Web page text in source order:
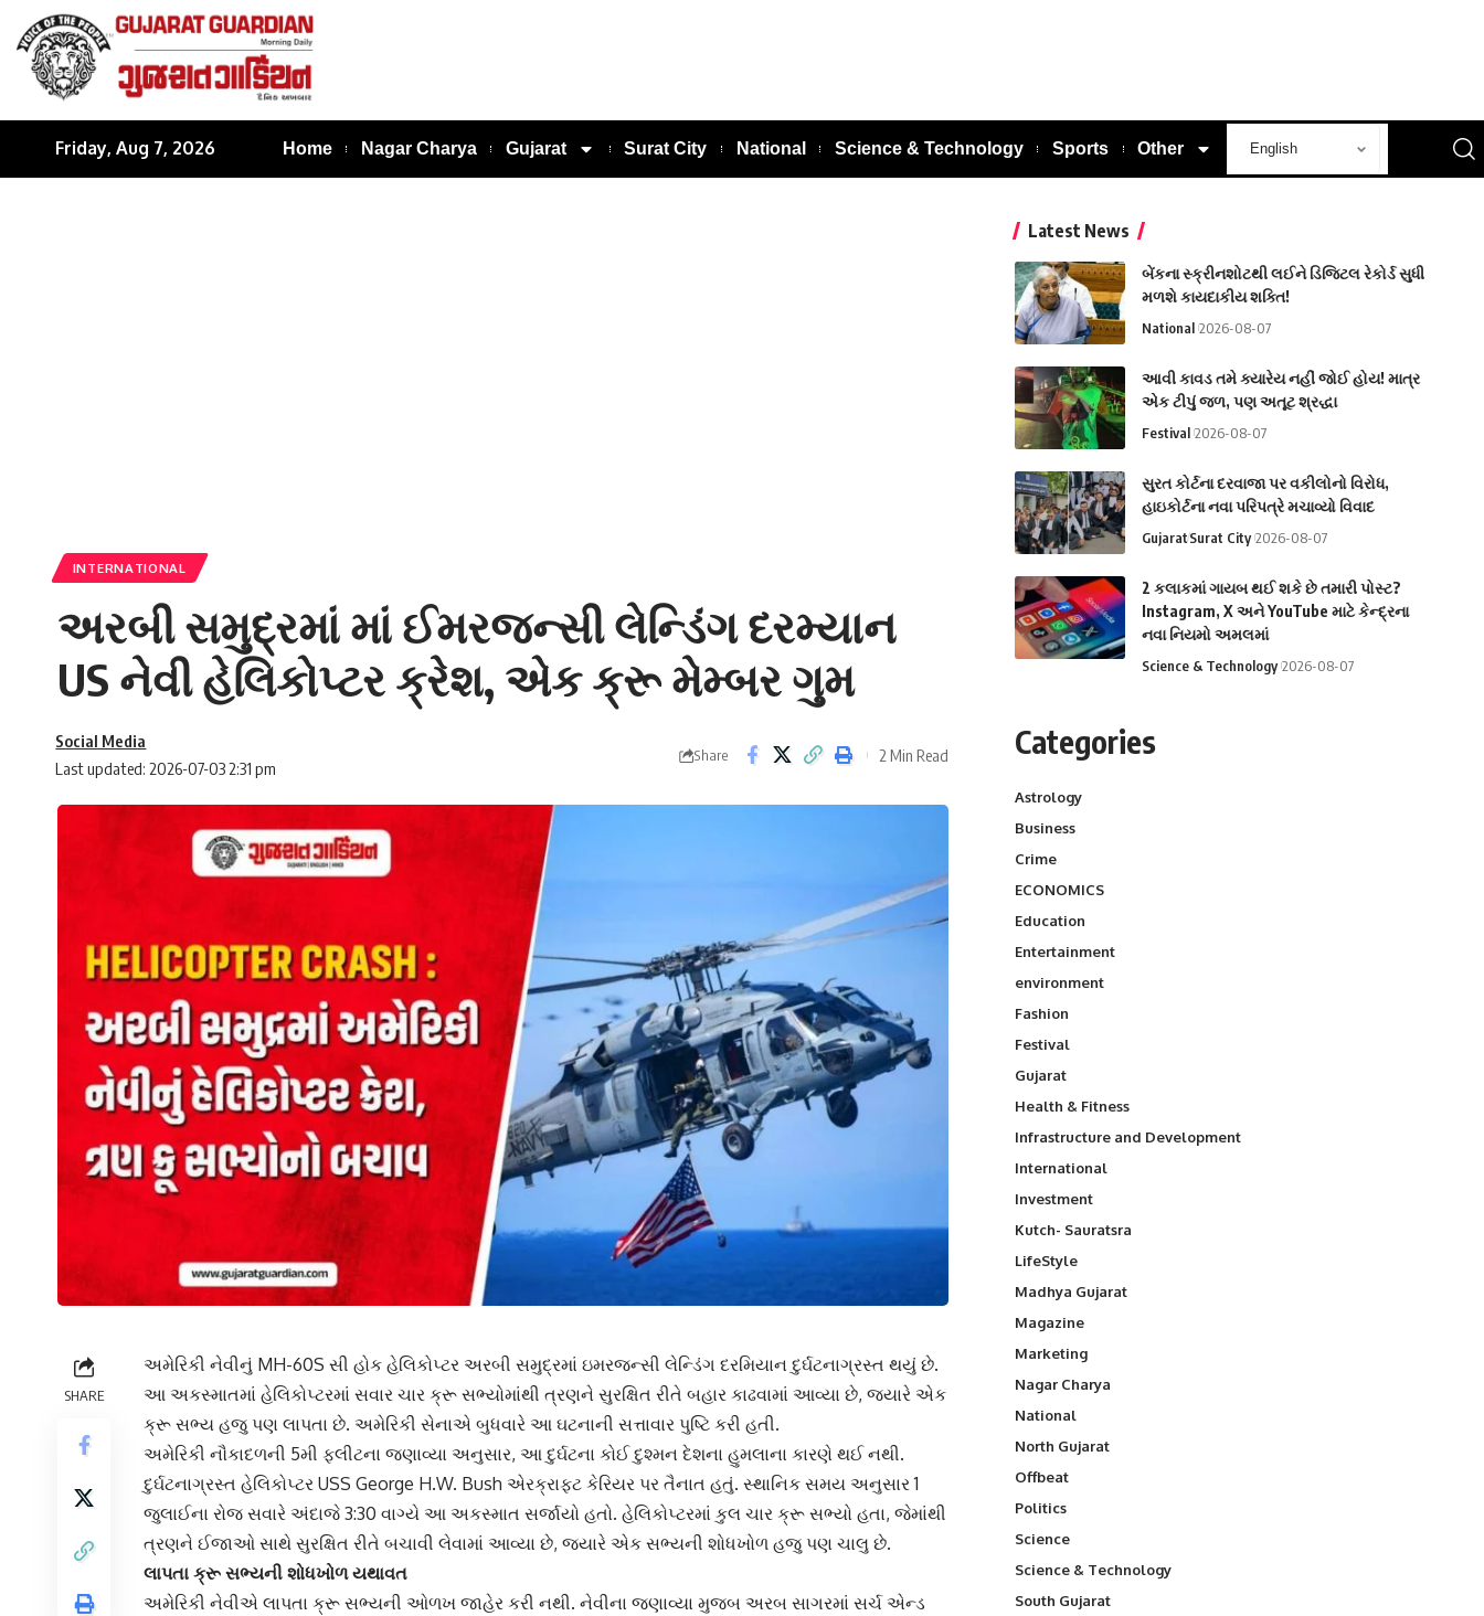
Friday, Aug 7, 2026 Home Nagar Charya Gujarat Surat City National Science & Technology Sports Other
INTERNATIONAL
અરબી સમુદ્રમાં માં ઈમરજન્સી લેન્ડિંગ દરમ્યાન
US નેવી હેલિકોપ્ટર ક્રેશ, એક ક્રૂ મેમ્બર ગુમ
Last updated: 2026-07-03 2:31 pm
Social Media
Share 2 Min Read
SHARE
અમેરિકી નેવીનું MH-60S સી હોક હેલિકોપ્ટર અરબી સમુદ્રમાં ઇમરજન્સી લેન્ડિંગ દરમિયાન દુર્ઘટનાગ્રસ્ત થયું છે.
આ અકસ્માતમાં હેલિકોપ્ટરમાં સવાર ચાર ક્રૂ સભ્યોમાંથી ત્રણને સુરક્ષિત રીતે બહાર કાઢવામાં આવ્યા છે, જ્યારે એક
ક્રૂ સભ્ય હજુ પણ લાપતા છે. અમેરિકી સેનાએ બુધવારે આ ઘટનાની સત્તાવાર પુષ્ટિ કરી હતી.
અમેરિકી નૌકાદળની 5મી ફ્લીટના જણાવ્યા અનુસાર, આ દુર્ઘટના કોઈ દુશ્મન દેશના હુમલાના કારણે થઈ નથી.
દુર્ઘટનાગ્રસ્ત હેલિકોપ્ટર USS George H.W. Bush એરક્રાફ્ટ કેરિયર પર તૈનાત હતું. સ્થાનિક સમય અનુસાર 1
જુલાઈના રોજ સવારે અંદાજે 3:30 વાગ્યે આ અકસ્માત સર્જાયો હતો. હેલિકોપ્ટરમાં કુલ ચાર ક્રૂ સભ્યો હતા, જેમાંથી
ત્રણને ઈજાઓ સાથે સુરક્ષિત રીતે બચાવી લેવામાં આવ્યા છે, જ્યારે એક સભ્યની શોધખોળ હજુ પણ ચાલુ છે.
લાપતા ક્રૂ સભ્યની શોધખોળ યથાવત
અમેરિકી નેવીએ લાપતા ક્રૂ સભ્યની ઓળખ જાહેર કરી નથી. નેવીના જણાવ્યા મુજબ અરબ સાગરમાં સર્ચ એન્ડ
Latest News
બેંકના સ્ક્રીનશોટથી લઈને ડિજિટલ રેકોર્ડ સુધી
મળશે કાયદાકીય શક્તિ!
National 2026-08-07
આવી કાવડ તમે ક્યારેય નહીં જોઈ હોય! માત્ર
એક ટીપું જળ, પણ અતૂટ શ્રદ્ધા
Festival 2026-08-07
સુરત કોર્ટના દરવાજા પર વકીલોનો વિરોધ,
હાઇકોર્ટના નવા પરિપત્રે મચાવ્યો વિવાદ
GujaratSurat City 2026-08-07
2 કલાકમાં ગાયબ થઈ શકે છે તમારી પોસ્ટ?
Instagram, X અને YouTube માટે કેન્દ્રના
નવા નિયમો અમલમાં
Science & Technology 2026-08-07
Categories
Astrology
Business
Crime
ECONOMICS
Education
Entertainment
environment
Fashion
Festival
Gujarat
Health & Fitness
Infrastructure and Development
International
Investment
Kutch- Sauratsra
LifeStyle
Madhya Gujarat
Magazine
Marketing
Nagar Charya
National
North Gujarat
Offbeat
Politics
Science
Science & Technology
South Gujarat